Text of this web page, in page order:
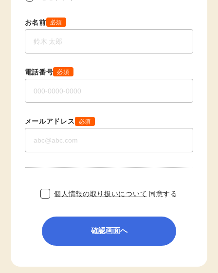
お名前 必須
電話番号 必須
メールアドレス 必須
個人情報の取り扱いについて 同意する